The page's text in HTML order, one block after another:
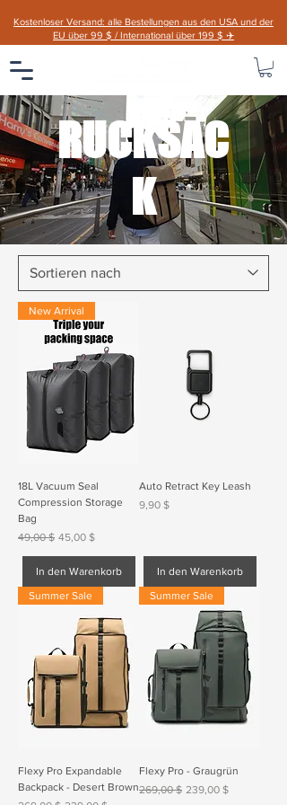
Kostenloser Versand: alle Bestellungen aus den USA und der
EU über 99 $ / International über 199 $ ✈️
RUCKSAC
K
New Arrival
18L Vacuum Seal
Compression Storage
Bag
Standardpreis
49,00 $ Sale-Preis
45,00 $
In den Warenkorb
Auto Retract Key Leash
Preis
9,90 $
In den Warenkorb
Summer Sale
Flexy Pro Expandable
Backpack - Desert Brown
Summer Sale
Flexy Pro - Graugrün
Standardpreis
269,00 $ Sale-Preis
239,00 $